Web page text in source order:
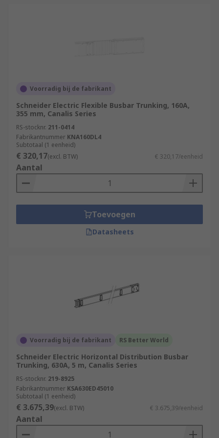
Voorradig bij de fabrikant
Schneider Electric Flexible Busbar Trunking, 160A,
355 mm, Canalis Series
RS-stocknr. 211-0414
Fabrikantnummer KNA160DL4
Subtotaal (1 eenheid)
€ 320,17(excl. BTW) € 320,17/eenheid
Aantal
Toevoegen
Datasheets
Voorradig bij de fabrikant RS Better World
Schneider Electric Horizontal Distribution Busbar
Trunking, 630A, 5 m, Canalis Series
RS-stocknr. 219-8925
Fabrikantnummer KSA630ED45010
Subtotaal (1 eenheid)
€ 3.675,39(excl. BTW) € 3.675,39/eenheid
Aantal